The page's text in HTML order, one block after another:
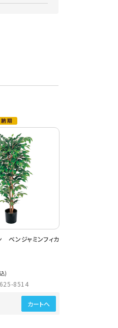
ベンジャミンフィカ
)
8514
カートへ